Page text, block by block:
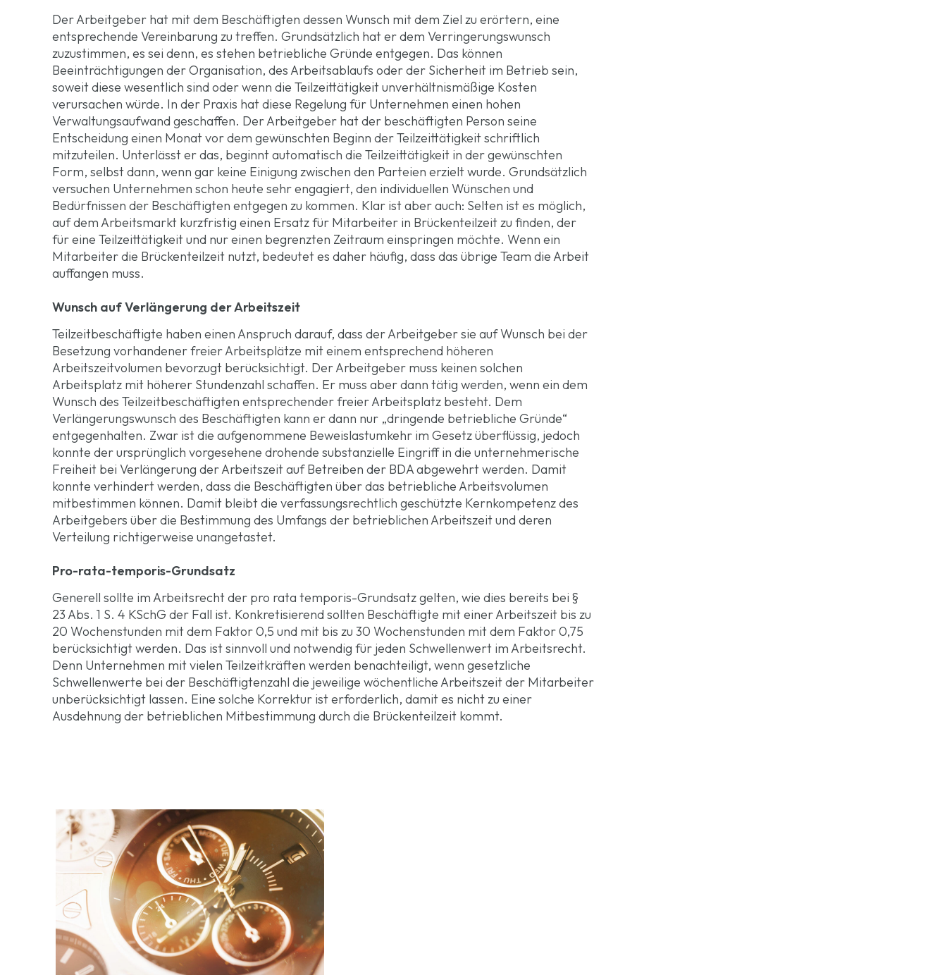
Der Arbeitgeber hat mit dem Beschäftigten dessen Wunsch mit dem Ziel zu erörtern, eine
entsprechende Vereinbarung zu treffen. Grundsätzlich hat er dem Verringerungswunsch
zuzustimmen, es sei denn, es stehen betriebliche Gründe entgegen. Das können
Beeinträchtigungen der Organisation, des Arbeitsablaufs oder der Sicherheit im Betrieb sein,
soweit diese wesentlich sind oder wenn die Teilzeittätigkeit unverhältnismäßige Kosten
verursachen würde. In der Praxis hat diese Regelung für Unternehmen einen hohen
Verwaltungsaufwand geschaffen. Der Arbeitgeber hat der beschäftigten Person seine
Entscheidung einen Monat vor dem gewünschten Beginn der Teilzeittätigkeit schriftlich
mitzuteilen. Unterlässt er das, beginnt automatisch die Teilzeittätigkeit in der gewünschten
Form, selbst dann, wenn gar keine Einigung zwischen den Parteien erzielt wurde. Grundsätzlich
versuchen Unternehmen schon heute sehr engagiert, den individuellen Wünschen und
Bedürfnissen der Beschäftigten entgegen zu kommen. Klar ist aber auch: Selten ist es möglich,
auf dem Arbeitsmarkt kurzfristig einen Ersatz für Mitarbeiter in Brückenteilzeit zu finden, der
für eine Teilzeittätigkeit und nur einen begrenzten Zeitraum einspringen möchte. Wenn ein
Mitarbeiter die Brückenteilzeit nutzt, bedeutet es daher häufig, dass das übrige Team die Arbeit
auffangen muss.
Wunsch auf Verlängerung der Arbeitszeit
Teilzeitbeschäftigte haben einen Anspruch darauf, dass der Arbeitgeber sie auf Wunsch bei der
Besetzung vorhandener freier Arbeitsplätze mit einem entsprechend höheren
Arbeitszeitvolumen bevorzugt berücksichtigt. Der Arbeitgeber muss keinen solchen
Arbeitsplatz mit höherer Stundenzahl schaffen. Er muss aber dann tätig werden, wenn ein dem
Wunsch des Teilzeitbeschäftigten entsprechender freier Arbeitsplatz besteht. Dem
Verlängerungswunsch des Beschäftigten kann er dann nur „dringende betriebliche Gründe“
entgegenhalten. Zwar ist die aufgenommene Beweislastumkehr im Gesetz überflüssig, jedoch
konnte der ursprünglich vorgesehene drohende substanzielle Eingriff in die unternehmerische
Freiheit bei Verlängerung der Arbeitszeit auf Betreiben der BDA abgewehrt werden. Damit
konnte verhindert werden, dass die Beschäftigten über das betriebliche Arbeitsvolumen
mitbestimmen können. Damit bleibt die verfassungsrechtlich geschützte Kernkompetenz des
Arbeitgebers über die Bestimmung des Umfangs der betrieblichen Arbeitszeit und deren
Verteilung richtigerweise unangetastet.
Pro-rata-temporis-Grundsatz
Generell sollte im Arbeitsrecht der pro rata temporis-Grundsatz gelten, wie dies bereits bei §
23 Abs. 1 S. 4 KSchG der Fall ist. Konkretisierend sollten Beschäftigte mit einer Arbeitszeit bis zu
20 Wochenstunden mit dem Faktor 0,5 und mit bis zu 30 Wochenstunden mit dem Faktor 0,75
berücksichtigt werden. Das ist sinnvoll und notwendig für jeden Schwellenwert im Arbeitsrecht.
Denn Unternehmen mit vielen Teilzeitkräften werden benachteiligt, wenn gesetzliche
Schwellenwerte bei der Beschäftigtenzahl die jeweilige wöchentliche Arbeitszeit der Mitarbeiter
unberücksichtigt lassen. Eine solche Korrektur ist erforderlich, damit es nicht zu einer
Ausdehnung der betrieblichen Mitbestimmung durch die Brückenteilzeit kommt.